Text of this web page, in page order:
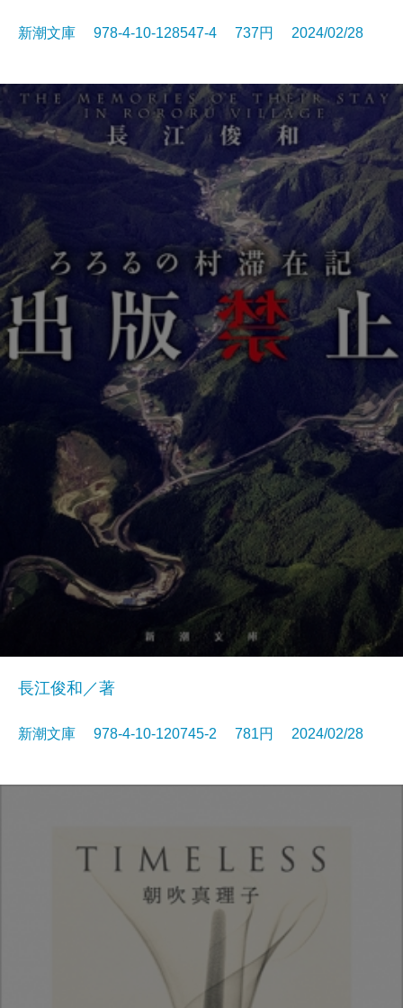
新潮文庫 978-4-10-128547-4 737円 2024/02/28
長江俊和／著
新潮文庫 978-4-10-120745-2 781円 2024/02/28